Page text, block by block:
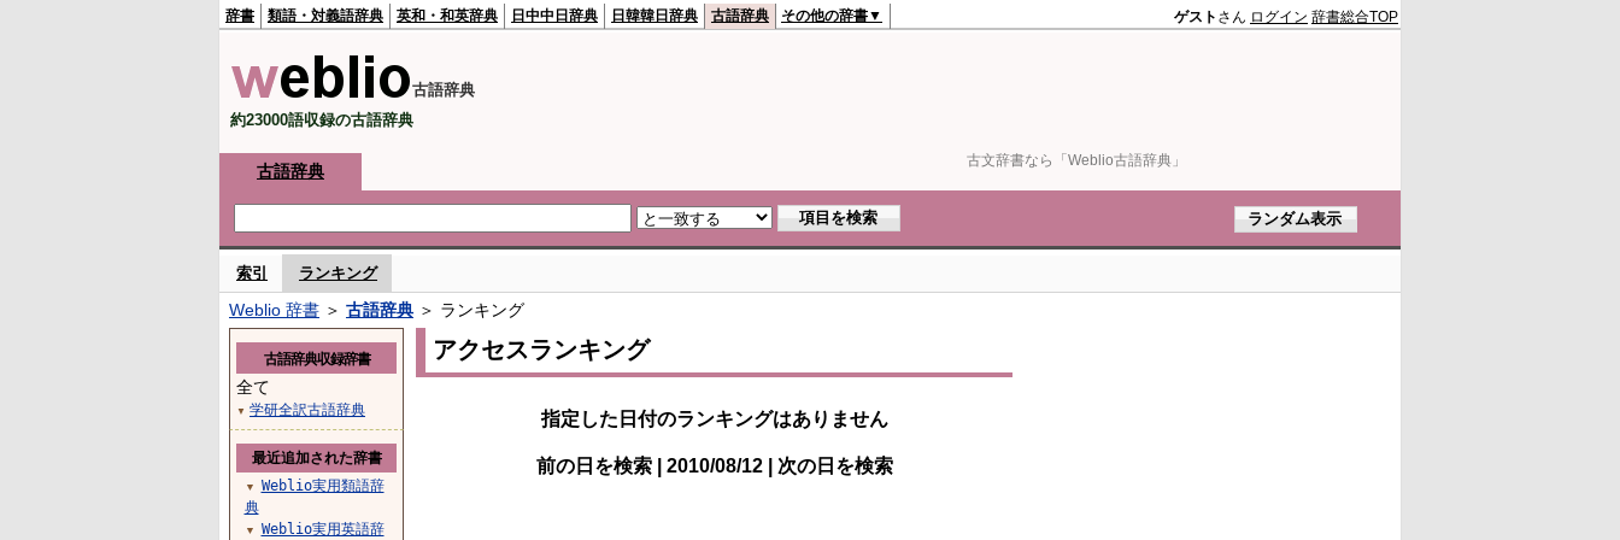
古文辞書なら「Weblio古語辞典」
辞書 類語・対義語辞典 英和・和英辞典 日中中日辞典 日韓韓日辞典 古語辞典 その他の辞書▼ ゲスト さん ログイン 辞書総合TOP
古語辞典
約23000語収録の古語辞典
古語辞典
索引 ランキング
Weblio 辞書 ＞ 古語辞典 ＞ ランキング
アクセスランキング
指定した日付のランキングはありません
前の日を検索 | 2010/08/12 | 次の日を検索
古語辞典収録辞書
全て
▼ 学研全訳古語辞典
最近追加された辞書
▼
Weblio実用類語辞
典
▼ Weblio実用英語辞